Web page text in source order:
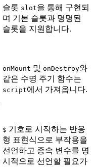
슬롯 slot을 통해 구현되
며 기본 슬롯과 명명된
슬롯을 지원합니다.
onMount 및 onDestroy와
같은 수명 주기 함수는
script에서 가져옵니다.
$ 기호로 시작하는 반응
형 표현식으로 부작용을
선언하고 종속 변수를 명
시적으로 선언할 필요가